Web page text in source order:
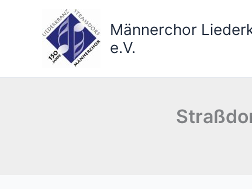
Männerchor
e.V.